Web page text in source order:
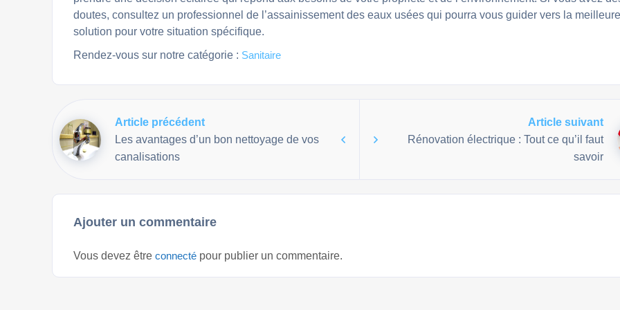
doutes, consultez un professionnel de l’assainissement des eaux usées qui pourra vous guider vers la meilleure
solution pour votre situation spécifique.
Rendez-vous sur notre catégorie : Sanitaire
Article précédent
Les avantages d’un bon nettoyage de vos
canalisations
Article suivant
Rénovation électrique : Tout ce qu’il faut
savoir
Ajouter un commentaire
Vous devez être connecté pour publier un commentaire.